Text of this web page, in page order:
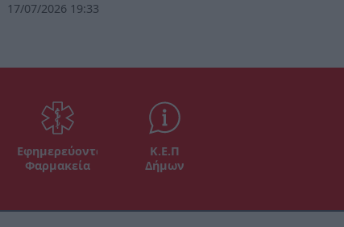
17/07/2026 19:33
Εφημερεύοντα
Φαρμακεία
Κ.Ε.Π
Δήμων